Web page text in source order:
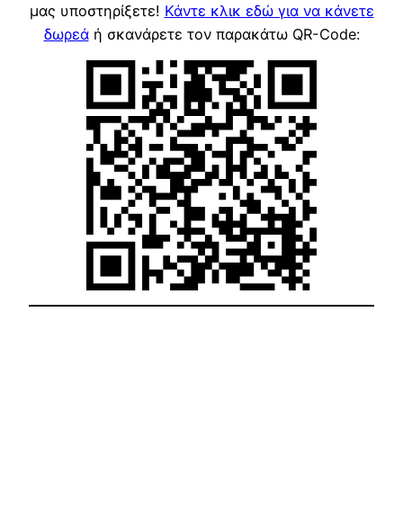
μας υποστηρίξετε! Κάντε κλικ εδώ για να κάνετε
δωρεάή σκανάρετε τον παρακάτω QR-Code: